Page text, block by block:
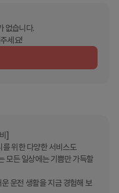
없습니다.
세요!
]
위한 다양한 서비스도
모든 일상에는 기쁨만 가득할
운전 생활을 지금 경험해 보